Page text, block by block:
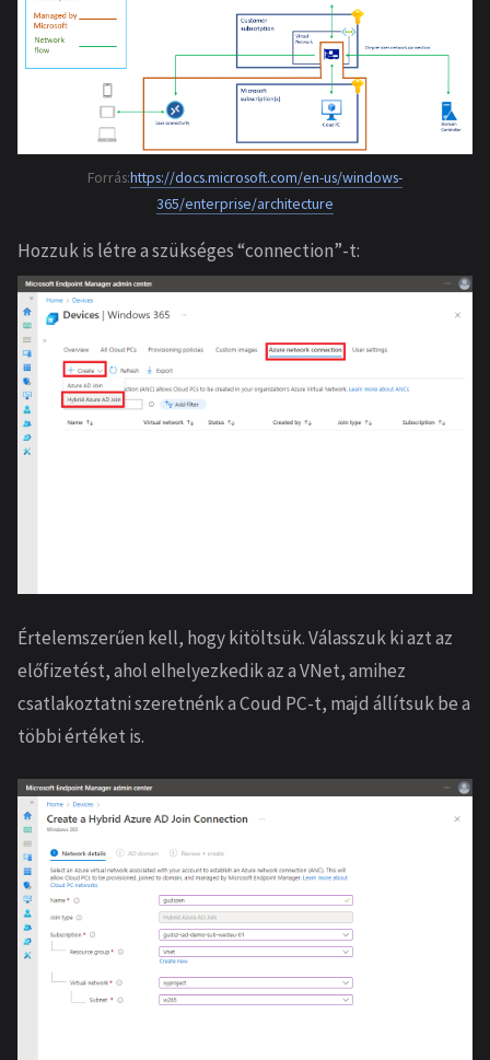
Forrás:https://docs.microsoft.com/en-us/windows-
365/enterprise/architecture
Hozzuk is létre a szükséges “connection”-t:
Értelemszerűen kell, hogy kitöltsük. Válasszuk ki azt az
előfizetést, ahol elhelyezkedik az a VNet, amihez
csatlakoztatni szeretnénk a Coud PC-t, majd állítsuk be a
többi értéket is.